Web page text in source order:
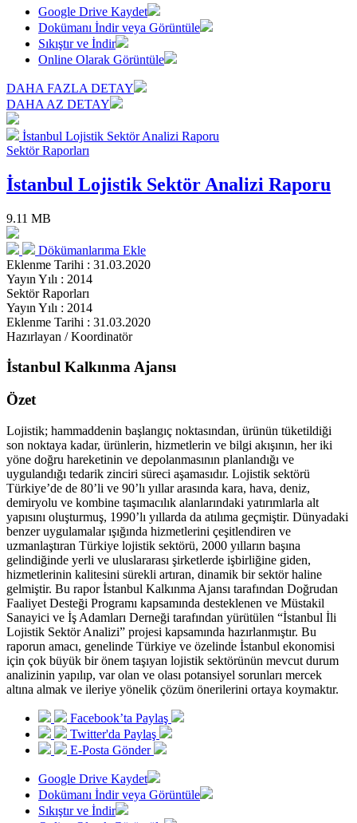
Google Drive Kaydet
Dokümanı İndir veya Görüntüle
Sıkıştır ve İndir
Online Olarak Görüntüle
DAHA FAZLA DETAY
DAHA AZ DETAY
İstanbul Lojistik Sektör Analizi Raporu
Sektör Raporları
İstanbul Lojistik Sektör Analizi Raporu
9.11 MB
Dökümanlarıma Ekle
Eklenme Tarihi : 31.03.2020
Yayın Yılı : 2014
Sektör Raporları
Yayın Yılı : 2014
Eklenme Tarihi : 31.03.2020
Hazırlayan / Koordinatör
İstanbul Kalkınma Ajansı
Özet
Lojistik; hammaddenin başlangıç noktasından, ürünün tüketildiği
son noktaya kadar, ürünlerin, hizmetlerin ve bilgi akışının, her iki
yöne doğru hareketinin ve depolanmasının planlandığı ve
uygulandığı tedarik zinciri süreci aşamasıdır. Lojistik sektörü
Türkiye’de de 80’li ve 90’lı yıllar arasında kara, hava, deniz,
demiryolu ve kombine taşımacılık alanlarındaki yatırımlarla alt
yapısını oluşturmuş, 1990’lı yıllarda da atılıma geçmiştir. Dünyadaki
benzer uygulamalar ışığında hizmetlerini çeşitlendiren ve
uzmanlaştıran Türkiye lojistik sektörü, 2000 yılların başına
gelindiğinde yerli ve uluslararası şirketlerde işbirliğine giden,
hizmetlerinin kalitesini sürekli artıran, dinamik bir sektör haline
gelmiştir. Bu rapor İstanbul Kalkınma Ajansı tarafından Doğrudan
Faaliyet Desteği Programı kapsamında desteklenen ve Müstakil
Sanayici ve İş Adamları Derneği tarafından yürütülen “İstanbul İli
Lojistik Sektör Analizi” projesi kapsamında hazırlanmıştır. Bu
raporun amacı, genelinde Türkiye ve özelinde İstanbul ekonomisi
için çok büyük bir önem taşıyan lojistik sektörünün mevcut durum
analizinin yapılıp, var olan ve olası potansiyel sorunları mercek
altına almak ve ileriye yönelik çözüm önerilerini ortaya koymaktır.
Facebook’ta Paylaş
Twitter'da Paylaş
E-Posta Gönder
Google Drive Kaydet
Dokümanı İndir veya Görüntüle
Sıkıştır ve İndir